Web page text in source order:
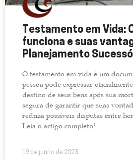
Testamento em Vida:
funciona e suas
Planejamento
O testamento em vida é um
pessoa pode expressar
destino de seus bens após sua
segura de garantir que suas
reduza possíveis disputas entre
Leia o artigo completo!
19 de junho de 2023